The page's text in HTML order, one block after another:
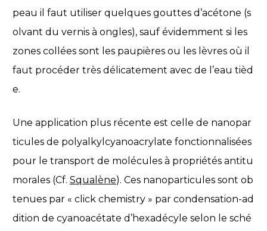
peau il faut utiliser quelques gouttes d’acétone (s
olvant du vernis à ongles), sauf évidemment si les
zones collées sont les paupières ou les lèvres où il
faut procéder très délicatement avec de l’eau tièd
e.
Une application plus récente est celle de nanopar
ticules de polyalkylcyanoacrylate fonctionnalisées
pour le transport de molécules à propriétés antitu
morales (Cf. Squalène). Ces nanoparticules sont ob
tenues par « click chemistry » par condensation-ad
dition de cyanoacétate d’hexadécyle selon le sché